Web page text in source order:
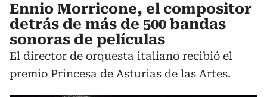
Ennio Morricone, el compositor
detrás de más de 500 bandas
sonoras de películas
El director de orquesta italiano recibió el
premio Princesa de Asturias de las Artes.